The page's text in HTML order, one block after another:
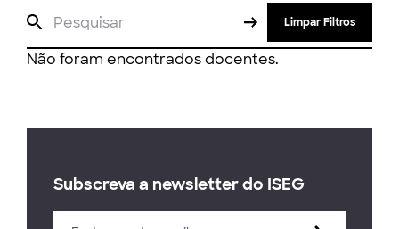
Limpar Filtros
Não foram encontrados docentes.
Subscreva a newsletter do ISEG